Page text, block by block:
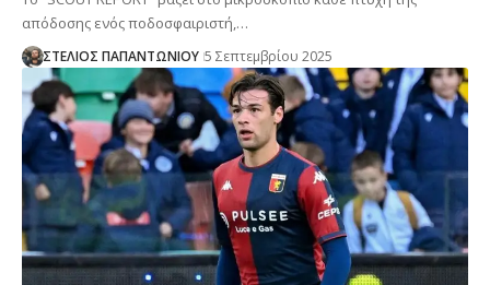
απόδοσης ενός ποδοσφαιριστή,…
ΣΤΕΛΙΟΣ ΠΑΠΑΝΤΩΝΙΟΥ 5 Σεπτεμβρίου 2025